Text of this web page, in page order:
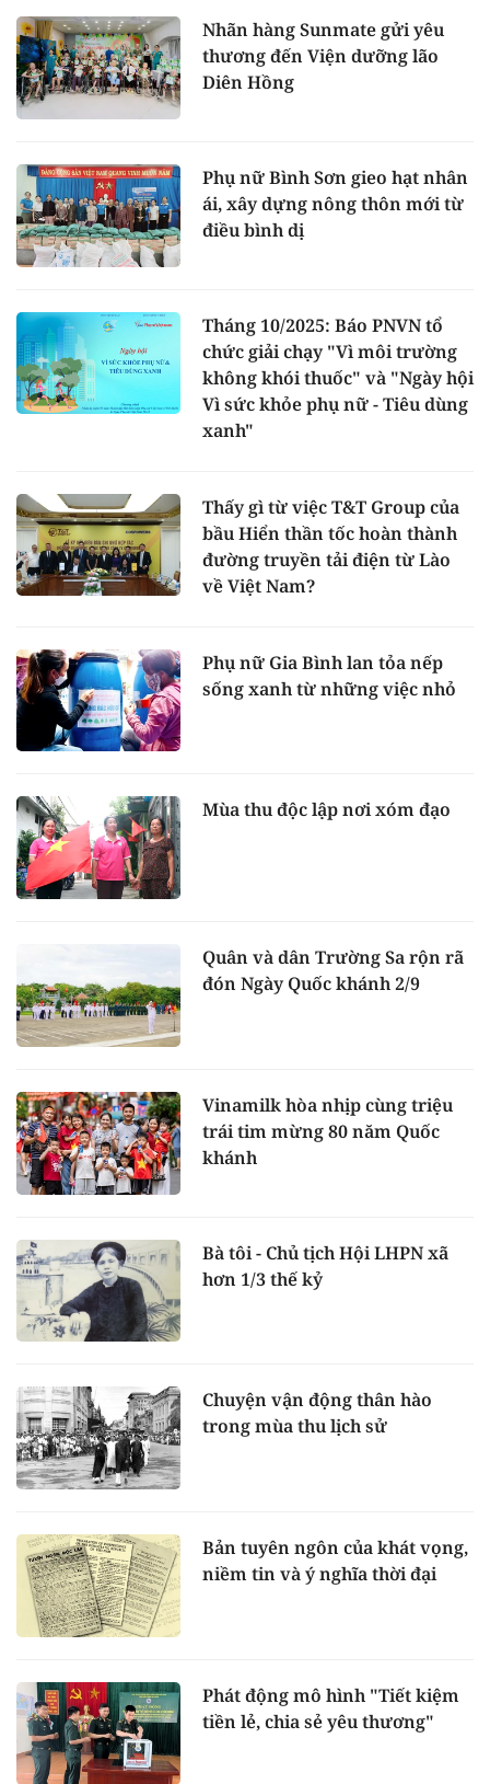
Nhãn hàng Sunmate gửi yêu
thương đến Viện dưỡng lão
Diên Hồng
Phụ nữ Bình Sơn gieo hạt nhân
ái, xây dựng nông thôn mới từ
điều bình dị
Tháng 10/2025: Báo PNVN tổ
chức giải chạy "Vì môi trường
không khói thuốc" và "Ngày hội
Vì sức khỏe phụ nữ - Tiêu dùng
xanh"
Thấy gì từ việc T&T Group của
bầu Hiển thần tốc hoàn thành
đường truyền tải điện từ Lào
về Việt Nam?
Phụ nữ Gia Bình lan tỏa nếp
sống xanh từ những việc nhỏ
Mùa thu độc lập nơi xóm đạo
Quân và dân Trường Sa rộn rã
đón Ngày Quốc khánh 2/9
Vinamilk hòa nhịp cùng triệu
trái tim mừng 80 năm Quốc
khánh
Bà tôi - Chủ tịch Hội LHPN xã
hơn 1/3 thế kỷ
Chuyện vận động thân hào
trong mùa thu lịch sử
Bản tuyên ngôn của khát vọng,
niềm tin và ý nghĩa thời đại
Phát động mô hình "Tiết kiệm
tiền lẻ, chia sẻ yêu thương"